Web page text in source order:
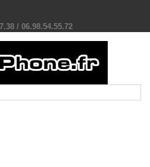
/ 06.98.54.55.72